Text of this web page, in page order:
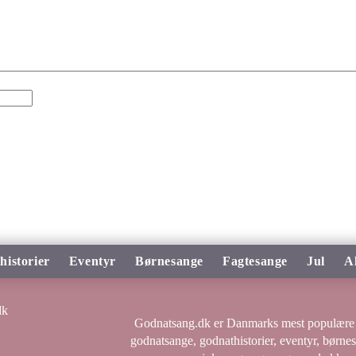
Eventyr Børnesange Fagtesange Jul
Godnatsang.dk er Danmarks mest
godnatsange, godnathistorier, eventyr,